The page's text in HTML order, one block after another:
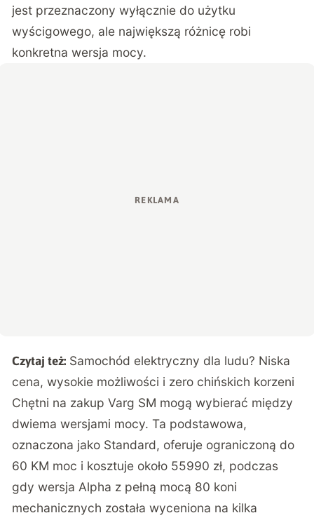
jest przeznaczony wyłącznie do użytku
wyścigowego, ale największą różnicę robi
konkretna wersja mocy.
Czytaj też: Samochód elektryczny dla ludu? Niska
cena, wysokie możliwości i zero chińskich korzeni
Chętni na zakup Varg SM mogą wybierać między
dwiema wersjami mocy. Ta podstawowa,
oznaczona jako Standard, oferuje ograniczoną do
60 KM moc i kosztuje około 55990 zł, podczas
gdy wersja Alpha z pełną mocą 80 koni
mechanicznych została wyceniona na kilka